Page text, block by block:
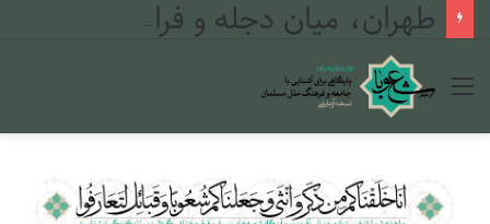
طهران، میان دجله و فرات
منو